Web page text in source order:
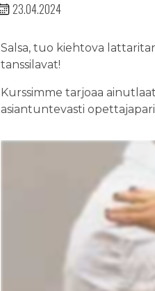
23.04.2024
Salsa, tuo kiehtova
tanssilavat!
Kurssimme tarjoaa
asiantuntevasti